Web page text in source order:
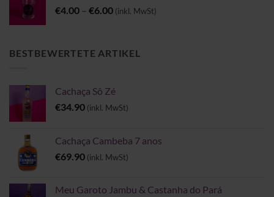
€4.00 – €6.00Preisspanne:
€6.00
(inkl. MwSt)
BESTBEWERTETE ARTIKEL
Cachaça Sô Zé
€34.90 (inkl. MwSt)
Cachaça Cambeba 7 anos
€69.90 (inkl. MwSt)
Meu Garoto Jambu & Castanha do Pará